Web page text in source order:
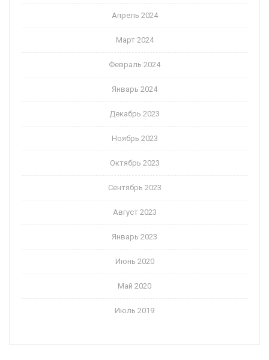
Апрель 2024
Март 2024
Февраль 2024
Январь 2024
Декабрь 2023
Ноябрь 2023
Октябрь 2023
Сентябрь 2023
Август 2023
Январь 2023
Июнь 2020
Май 2020
Июль 2019